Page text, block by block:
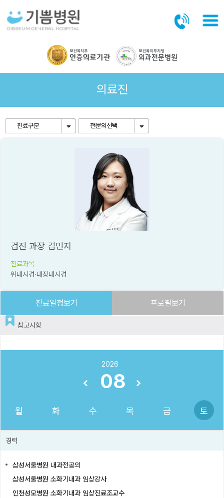
의료진
진료구분 전문의선택
검진 과장 김민지
진료과목
위내시경·대장내시경
진료일정보기 프로필보기
참고사항
2026
08
월 화 수 목 금 토
경력
삼성서울병원 내과전공의
삼성서울병원 소화기내과 임상강사
인천성모병원 소화기내과 임상진료조교수